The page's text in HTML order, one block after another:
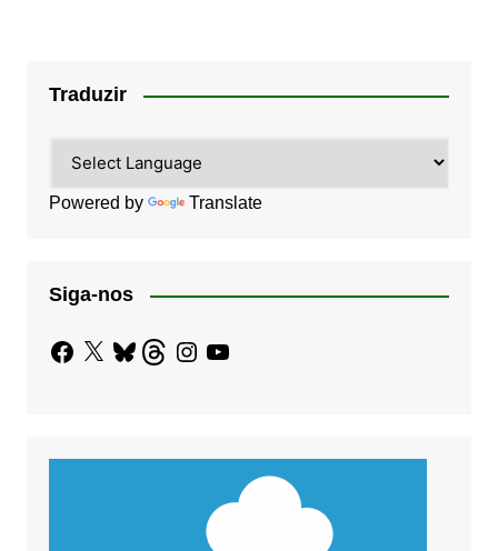
Traduzir
Powered by Translate
Siga-nos
Facebook
X BlueskyThreadsInstagram
YouTube